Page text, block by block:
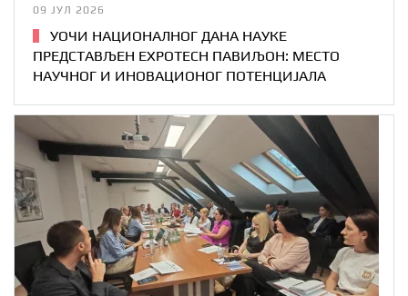
09 ЈУЛ 2026
УОЧИ НАЦИОНАЛНОГ ДАНА НАУКЕ
ПРЕДСТАВЉЕН EXPOTECH ПАВИЉОН: МЕСТО
НАУЧНОГ И ИНОВАЦИОНОГ ПОТЕНЦИЈАЛА